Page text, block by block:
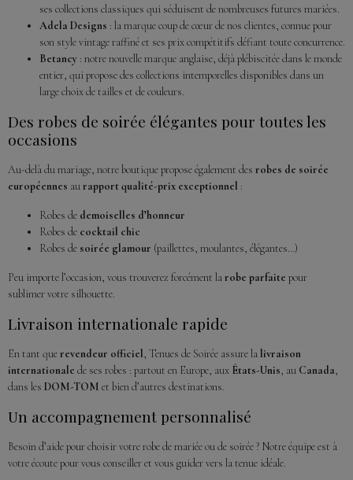
ses collections classiques qui séduisent de nombreuses futures mariées.
Adela Designs : la marque coup de cœur de nos clientes, connue pour
son style vintage raffiné et ses prix compétitifs défiant toute concurrence.
Betancy : notre nouvelle marque anglaise, déjà plébiscitée dans le monde
entier, qui propose des collections intemporelles disponibles dans un
large choix de tailles et de couleurs.
Des robes de soirée élégantes pour toutes les
occasions
Au-delà du mariage, notre boutique propose également des robes de soirée
européennes aurapport qualité-prix exceptionnel :
Robes de demoiselles d’honneur
Robes de cocktail chic
Robes de soirée glamour (paillettes, moulantes, élégantes…)
Peu importe l’occasion, vous trouverez forcément larobe parfaite pour
sublimer votre silhouette.
Livraison internationale rapide
En tant querevendeur officiel, Tenues de Soirée assure lalivraison
internationale de ses robes : partout en Europe, aux États-Unis, au Canada,
dans les DOM-TOM et bien d’autres destinations.
Un accompagnement personnalisé
Besoin d’aide pour choisir votre robe de mariée ou de soirée ? Notre équipe est à
votre écoute pour vous conseiller et vous guider vers la tenue idéale.